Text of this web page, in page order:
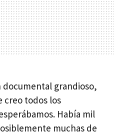
documental grandioso,
creo todos los
Había mil
muchas de